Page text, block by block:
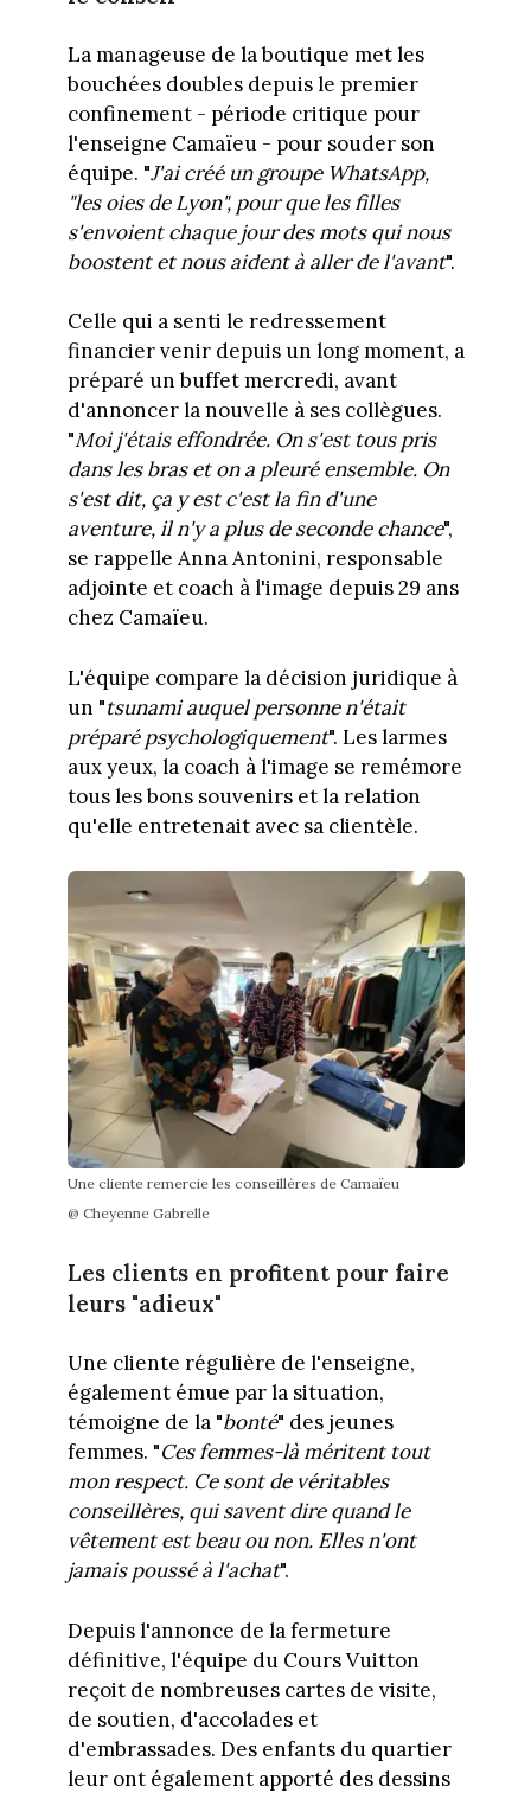
La manageuse de la boutique met les
bouchées doubles depuis le premier
confinement - période critique pour
l'enseigne Camaïeu - pour souder son
équipe. "J'ai créé un groupe WhatsApp,
"les oies de Lyon", pour que les filles
s'envoient chaque jour des mots qui nous
boostent et nous aident à aller de l'avant".
Celle qui a senti le redressement
financier venir depuis un long moment, a
préparé un buffet mercredi, avant
d'annoncer la nouvelle à ses collègues.
"Moi j'étais effondrée. On s'est tous pris
dans les bras et on a pleuré ensemble. On
s'est dit, ça y est c'est la fin d'une
aventure, il n'y a plus de seconde chance",
se rappelle Anna Antonini, responsable
adjointe et coach à l'image depuis 29 ans
chez Camaïeu.
L'équipe compare la décision juridique à
un "tsunami auquel personne n'était
préparé psychologiquement". Les larmes
aux yeux, la coach à l'image se remémore
tous les bons souvenirs et la relation
qu'elle entretenait avec sa clientèle.
Une cliente remercie les conseillères de Camaïeu
@ Cheyenne Gabrelle
Les clients en profitent pour faire
leurs "adieux"
Une cliente régulière de l'enseigne,
également émue par la situation,
témoigne de la "bonté" des jeunes
femmes. "Ces femmes-là méritent tout
mon respect. Ce sont de véritables
conseillères, qui savent dire quand le
vêtement est beau ou non. Elles n'ont
jamais poussé à l'achat".
Depuis l'annonce de la fermeture
définitive, l'équipe du Cours Vuitton
reçoit de nombreuses cartes de visite,
de soutien, d'accolades et
d'embrassades. Des enfants du quartier
leur ont également apporté des dessins